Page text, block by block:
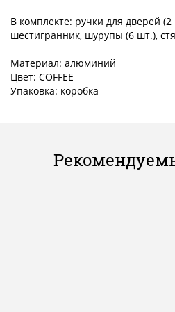
В комплекте: ручки для дверей
шестигранник, шурупы (6 шт.),
Материал: алюминий
Цвет: COFFEE
Упаковка: коробка